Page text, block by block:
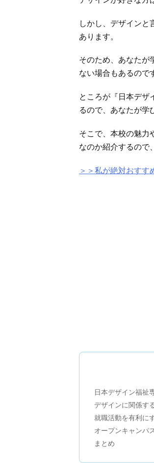
しかし、デザインと
あります。
そのため、あなたが
ない場合もあるので
ところが『日本デザ
るので、あなたが学
そこで、本校の魅力
なのか紹介するので
＞＞私が絶対おす
日本デザイン福祉
デザインに関係す
就職活動を有利に
オープンキャンパ
まとめ